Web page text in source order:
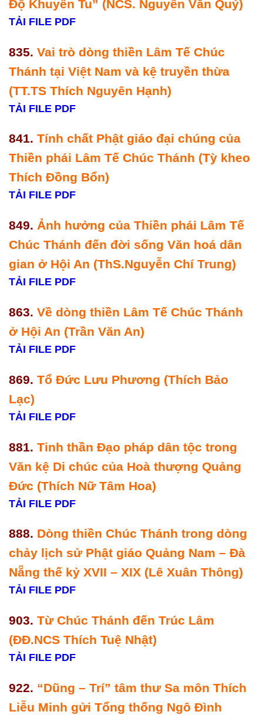
Độ Khuyến Tu” (NCS. Nguyễn Văn Quý)
TẢI FILE PDF
835. Vai trò dòng thiền Lâm Tế Chúc
Thánh tại Việt Nam và kệ truyền thừa
(TT.TS Thích Nguyên Hạnh)
TẢI FILE PDF
841. Tính chất Phật giáo đại chúng của
Thiền phái Lâm Tế Chúc Thánh (Tỳ kheo
Thích Đồng Bổn)
TẢI FILE PDF
849. Ảnh hưởng của Thiền phái Lâm Tế
Chúc Thánh đến đời sống Văn hoá dân
gian ở Hội An (ThS.Nguyễn Chí Trung)
TẢI FILE PDF
863. Về dòng thiền Lâm Tế Chúc Thánh
ở Hội An (Trần Văn An)
TẢI FILE PDF
869. Tổ Đức Lưu Phương (Thích Bảo
Lạc)
TẢI FILE PDF
881. Tinh thần Đạo pháp dân tộc trong
Văn kệ Di chúc của Hoà thượng Quảng
Đức (Thích Nữ Tâm Hoa)
TẢI FILE PDF
888. Dòng thiền Chúc Thánh trong dòng
chảy lịch sử Phật giáo Quảng Nam – Đà
Nẵng thế kỷ XVII – XIX (Lê Xuân Thông)
TẢI FILE PDF
903. Từ Chúc Thánh đến Trúc Lâm
(ĐĐ.NCS Thích Tuệ Nhật)
TẢI FILE PDF
922. “Dũng – Trí” tâm thư Sa môn Thích
Liễu Minh gửi Tổng thống Ngô Đình